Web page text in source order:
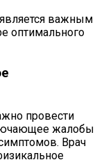
важным
оптимального
провести
жалобы
Врач